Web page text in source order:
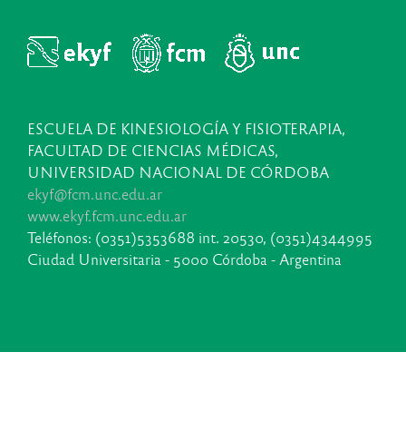
ESCUELA DE KINESIOLOGÍA Y FISIOTERAPIA,
FACULTAD DE CIENCIAS MÉDICAS,
UNIVERSIDAD NACIONAL DE CÓRDOBA
ekyf@fcm.unc.edu.ar
www.ekyf.fcm.unc.edu.ar
Teléfonos: (0351)5353688 int. 20530, (0351)4344995
Ciudad Universitaria - 5000 Córdoba - Argentina